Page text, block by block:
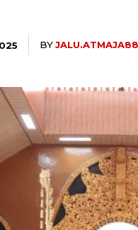
BY